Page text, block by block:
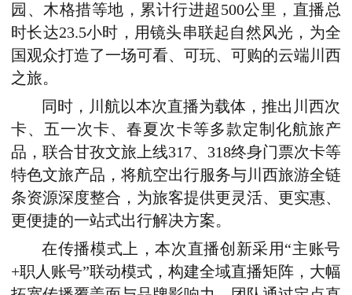
园、木格措等地，累计行进超500公里，直播总
时长达23.5小时，用镜头串联起自然风光，为全
国观众打造了一场可看、可玩、可购的云端川西
之旅。
同时，川航以本次直播为载体，推出川西次
卡、五一次卡、春夏次卡等多款定制化航旅产
品，联合甘孜文旅上线317、318终身门票次卡等
特色文旅产品，将航空出行服务与川西旅游全链
条资源深度整合，为旅客提供更灵活、更实惠、
更便捷的一站式出行解决方案。
在传播模式上，本次直播创新采用“主账号
+职人账号”联动模式，构建全域直播矩阵，大幅